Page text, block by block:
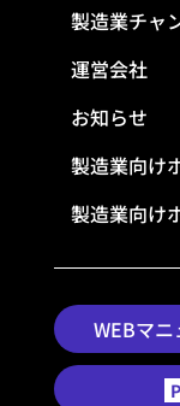
製造業チャ
運営会社
お知らせ
製造業向け
製造業向け
WEBマ